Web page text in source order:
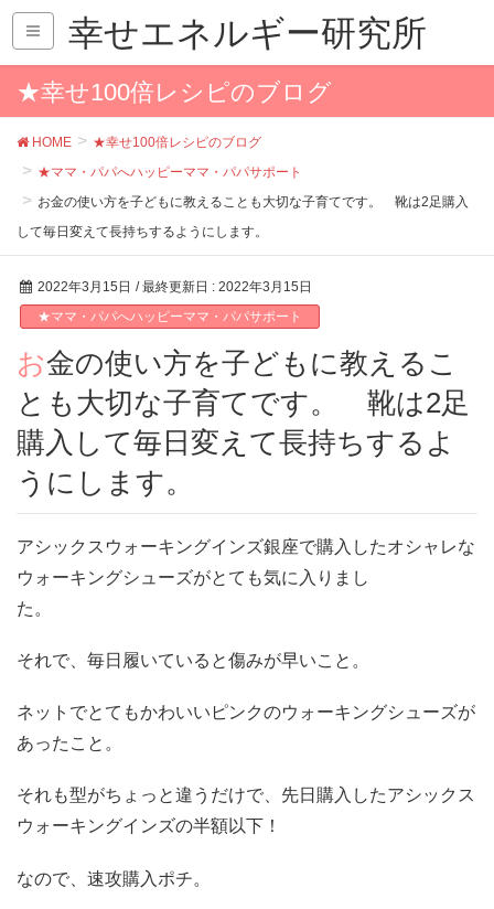
幸せエネルギー研究所
★幸せ100倍レシピのブログ
HOME
★幸せ100倍レシピのブログ
★ママ・パパへハッピーママ・パパサポート
お金の使い方を子どもに教えることも大切な子育てです。 靴は2足購入
して毎日変えて長持ちするようにします。
2022年3月15日 / 最終更新日 : 2022年3月15日
★ママ・パパへハッピーママ・パパサポート
お金の使い方を子どもに教えるこ
とも大切な子育てです。 靴は2足
購入して毎日変えて長持ちするよ
うにします。
アシックスウォーキングインズ銀座で購入したオシャレな
ウォーキングシューズがとても気に入りまし
た。
それで、毎日履いていると傷みが早いこと。
ネットでとてもかわいいピンクのウォーキングシューズが
あったこと。
それも型がちょっと違うだけで、先日購入したアシックス
ウォーキングインズの半額以下！
なので、速攻購入ポチ。